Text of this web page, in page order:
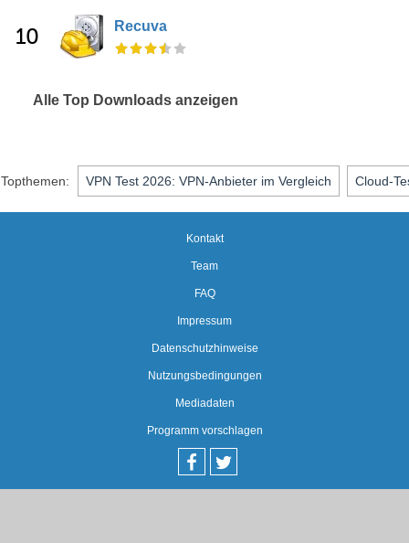
10 Recuva
Alle Top Downloads anzeigen
Topthemen: VPN Test 2026: VPN-Anbieter im Vergleich Cloud-
Kontakt
Team
FAQ
Impressum
Datenschutzhinweise
Nutzungsbedingungen
Mediadaten
Programm vorschlagen